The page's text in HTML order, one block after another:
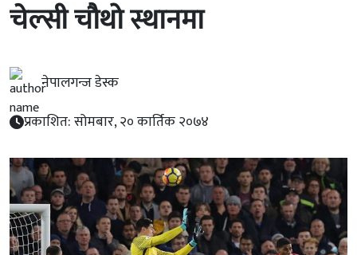
चेल्सी चौथो स्थानमा
नेपालगन्ज डेस्क
प्रकाशित: सोमबार, २० कार्तिक २०७४